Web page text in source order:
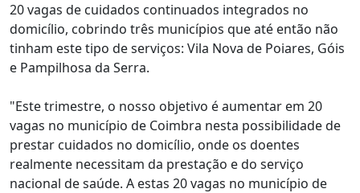
20 vagas de cuidados continuados integrados no
domicílio, cobrindo três municípios que até então não
tinham este tipo de serviços: Vila Nova de Poiares, Góis
e Pampilhosa da Serra.
"Este trimestre, o nosso objetivo é aumentar em 20
vagas no município de Coimbra nesta possibilidade de
prestar cuidados no domicílio, onde os doentes
realmente necessitam da prestação e do serviço
nacional de saúde. A estas 20 vagas no município de